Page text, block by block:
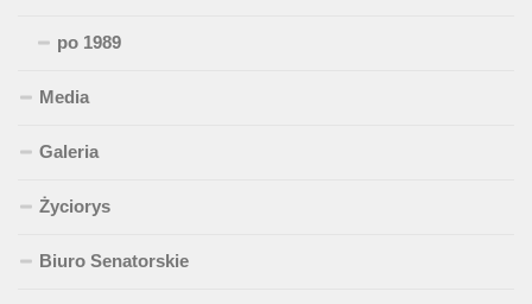
po 1989
Media
Galeria
Życiorys
Biuro Senatorskie